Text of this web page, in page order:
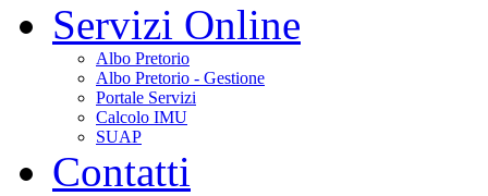
Servizi Online
Albo Pretorio
Albo Pretorio - Gestione
Portale Servizi
Calcolo IMU
SUAP
Contatti